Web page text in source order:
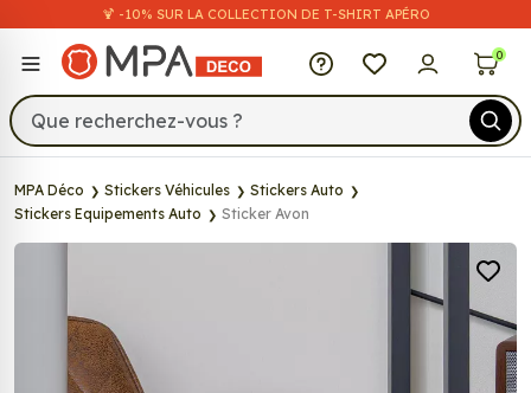
🍹 -10% SUR LA COLLECTION DE T-SHIRT APÉRO
MPA Déco 0
MPA Déco Stickers Véhicules
Stickers Auto
Stickers Equipements Auto
Sticker Avon